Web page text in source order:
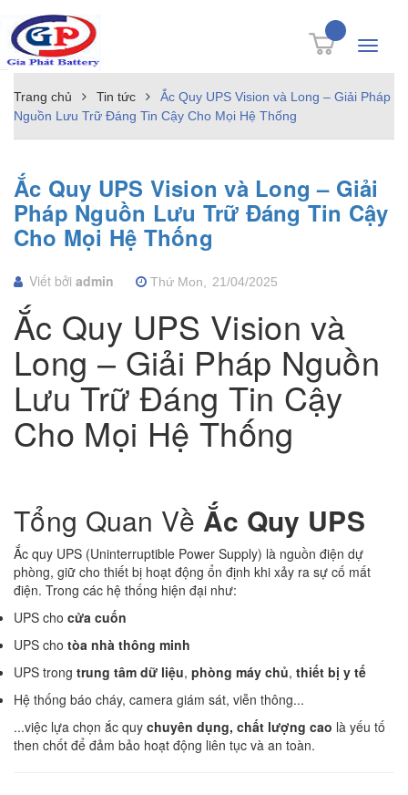
Toggle
Trang chủ Tin tức
Ắc Quy UPS Vision và Long – Giải Pháp
Nguồn Lưu Trữ Đáng Tin Cậy Cho Mọi Hệ Thống
Ắc Quy UPS Vision và Long – Giải
Pháp Nguồn Lưu Trữ Đáng Tin Cậy
Cho Mọi Hệ Thống
Viết bởi admin Thứ Mon, 21/04/2025
Ắc Quy UPS Vision và
Long – Giải Pháp Nguồn
Lưu Trữ Đáng Tin Cậy
Cho Mọi Hệ Thống
Tổng Quan Về Ắc Quy UPS
Ắc quy UPS (Uninterruptible Power Supply) là nguồn điện dự
phòng, giữ cho thiết bị hoạt động ổn định khi xảy ra sự cố mất
điện. Trong các hệ thống hiện đại như:
UPS cho cửa cuốn
UPS cho tòa nhà thông minh
UPS trong trung tâm dữ liệu, phòng máy chủ, thiết bị y tế
Hệ thống báo cháy, camera giám sát, viễn thông...
...việc lựa chọn ắc quy chuyên dụng, chất lượng cao là yếu tố
then chốt để đảm bảo hoạt động liên tục và an toàn.